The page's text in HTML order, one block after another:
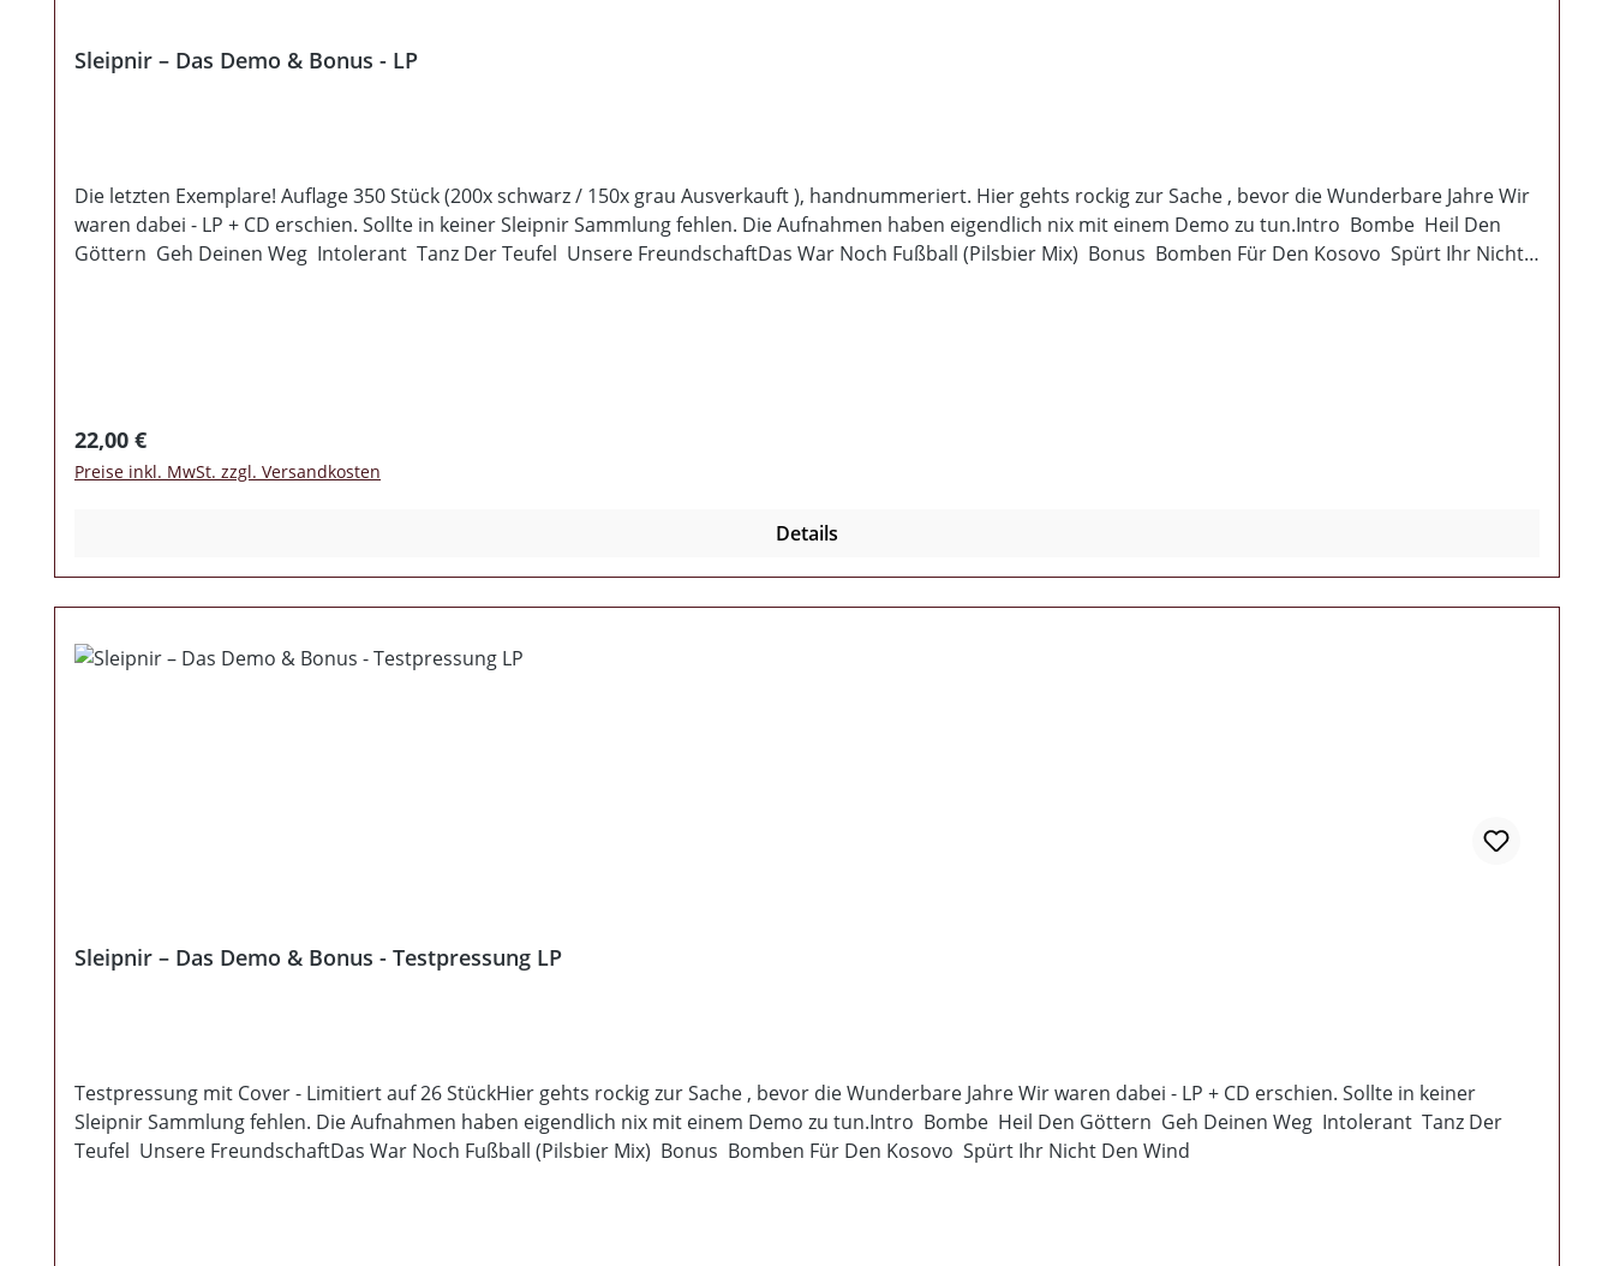
Sleipnir – Das Demo & Bonus - LP
Die letzten Exemplare! Auflage 350 Stück (200x schwarz / 150x grau Ausverkauft ), handnummeriert. Hier gehts rockig zur Sache , bevor die Wunderbare Jahre Wir
waren dabei - LP + CD erschien. Sollte in keiner Sleipnir Sammlung fehlen. Die Aufnahmen haben eigendlich nix mit einem Demo zu tun.Intro Bombe Heil Den
Göttern Geh Deinen Weg Intolerant Tanz Der Teufel Unsere FreundschaftDas War Noch Fußball (Pilsbier Mix) Bonus Bomben Für Den Kosovo Spürt Ihr Nicht
Regulärer Preis:
22,00 €
Preise inkl. MwSt. zzgl. Versandkosten
Details
Sleipnir – Das Demo & Bonus - Testpressung LP
Testpressung mit Cover - Limitiert auf 26 StückHier gehts rockig zur Sache , bevor die Wunderbare Jahre Wir waren dabei - LP + CD erschien. Sollte in keiner
Sleipnir Sammlung fehlen. Die Aufnahmen haben eigendlich nix mit einem Demo zu tun.Intro Bombe Heil Den Göttern Geh Deinen Weg Intolerant Tanz Der
Teufel Unsere FreundschaftDas War Noch Fußball (Pilsbier Mix) Bonus Bomben Für Den Kosovo Spürt Ihr Nicht Den Wind